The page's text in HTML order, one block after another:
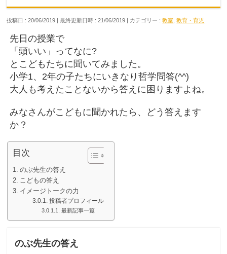
投稿日 : 20/06/2019 最終更新日時 : 21/06/2019 カテゴリー :教室 ,教育・育児
先日の授業で
「頭いい」ってなに?
とこどもたちに聞いてみました。
小学1、2年の子たちにいきなり哲学問答(^^)
大人も考えたことないから答えに困りますよね。
みなさんがこどもに聞かれたら、どう答えます
か？
目次
のぶ先生の答え
こどもの答え
イメージトークの力
投稿者プロフィール
最新記事一覧
のぶ先生の答え